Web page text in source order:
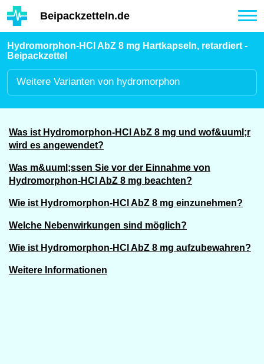
Hauptinhalt
Beipackzetteln.de
Hydromorphon-HCl AbZ 8 mg Hartkapseln, retardiert -
Beipackzettel
Weitere Varianten von hydromorphon
Was ist Hydromorphon-HCl AbZ 8 mg und wof&uuml;r
wird es angewendet?
Was m&uuml;ssen Sie vor der Einnahme von
Hydromorphon-HCl AbZ 8 mg beachten?
Wie ist Hydromorphon-HCl AbZ 8 mg einzunehmen?
Welche Nebenwirkungen sind möglich?
Wie ist Hydromorphon-HCl AbZ 8 mg aufzubewahren?
Weitere Informationen